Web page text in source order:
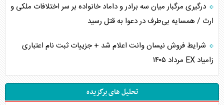
درگیری مرگبار میان سه برادر و داماد خانواده بر سر اختلافات ملکی و
ارث / همسایه بی‌طرف در دعوا به قتل رسید
شرایط فروش نیسان وانت اعلام شد + جزییات ثبت نام اعتباری
زامیاد EX مرداد ۱۴۰۵
تحلیل های برگزیده